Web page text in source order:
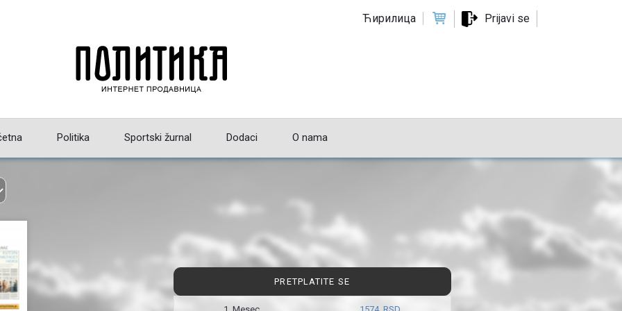
Ћирилица Prijavi se
Politika Sportski žurnal Dodaci O nama
PRETPLATITE SE